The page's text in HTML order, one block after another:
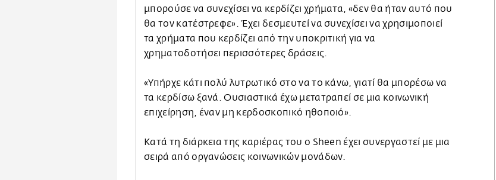
μπορούσε να συνεχίσει να κερδίζει χρήματα, «δεν θα ήταν αυτό που
θα τον κατέστρεφε». Έχει δεσμευτεί να συνεχίσει να χρησιμοποιεί
τα χρήματα που κερδίζει από την υποκριτική για να
χρηματοδοτήσει περισσότερες δράσεις.
«Υπήρχε κάτι πολύ λυτρωτικό στο να το κάνω, γιατί θα μπορέσω να
τα κερδίσω ξανά. Ουσιαστικά έχω μετατραπεί σε μια κοινωνική
επιχείρηση, έναν μη κερδοσκοπικό ηθοποιό».
Κατά τη διάρκεια της καριέρας του ο Sheen έχει συνεργαστεί με μια
σειρά από οργανώσεις κοινωνικών μονάδων.